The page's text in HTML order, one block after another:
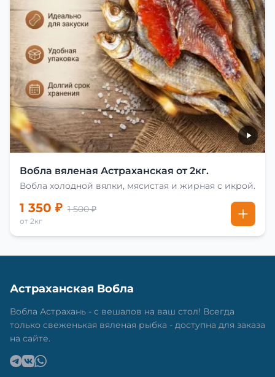
Вобла вяленая Астраханская от 2кг.
Вобла холодной вялки, мясистая и жирная с икрой.
1 350 ₽ 1 500 ₽
от 2кг
Астраханская Вобла
Вобла Астрахань - с вешалов на ваш стол! Всегда
только свеженькая вяленая рыбка - доступна для заказа
на сайте.